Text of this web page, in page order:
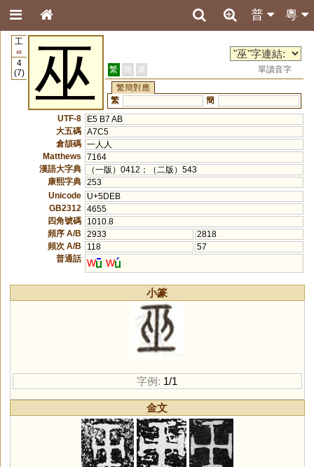
粵
普
工
48
4
(7)
巫 繁 簡 港
單讀音字
繁簡對應
繁
簡
UTF-8
E5 B7 AB
大五碼 A7C5
倉頡碼 一人人
Matthews
7164
漢語大字典
（一版）0412；（二版）543
康熙字典 253
Unicode
U+5DEB
GB2312
4655
四角號碼
1010.8
頻序 A/B
2933
2818
頻次 A/B
118
57
普通話 w w
小篆
字例: 1/1
金文